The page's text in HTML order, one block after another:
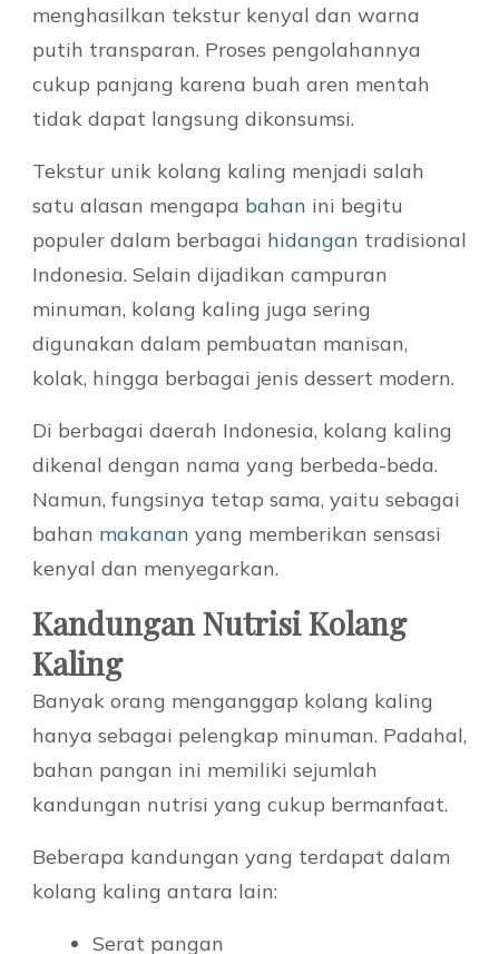
menghasilkan tekstur kenyal dan warna
putih transparan. Proses pengolahannya
cukup panjang karena buah aren mentah
tidak dapat langsung dikonsumsi.
Tekstur unik kolang kaling menjadi salah
satu alasan mengapa bahan ini begitu
populer dalam berbagai hidangan tradisional
Indonesia. Selain dijadikan campuran
minuman, kolang kaling juga sering
digunakan dalam pembuatan manisan,
kolak, hingga berbagai jenis dessert modern.
Di berbagai daerah Indonesia, kolang kaling
dikenal dengan nama yang berbeda-beda.
Namun, fungsinya tetap sama, yaitu sebagai
bahan makanan yang memberikan sensasi
kenyal dan menyegarkan.
Kandungan Nutrisi Kolang
Kaling
Banyak orang menganggap kolang kaling
hanya sebagai pelengkap minuman. Padahal,
bahan pangan ini memiliki sejumlah
kandungan nutrisi yang cukup bermanfaat.
Beberapa kandungan yang terdapat dalam
kolang kaling antara lain:
Serat pangan